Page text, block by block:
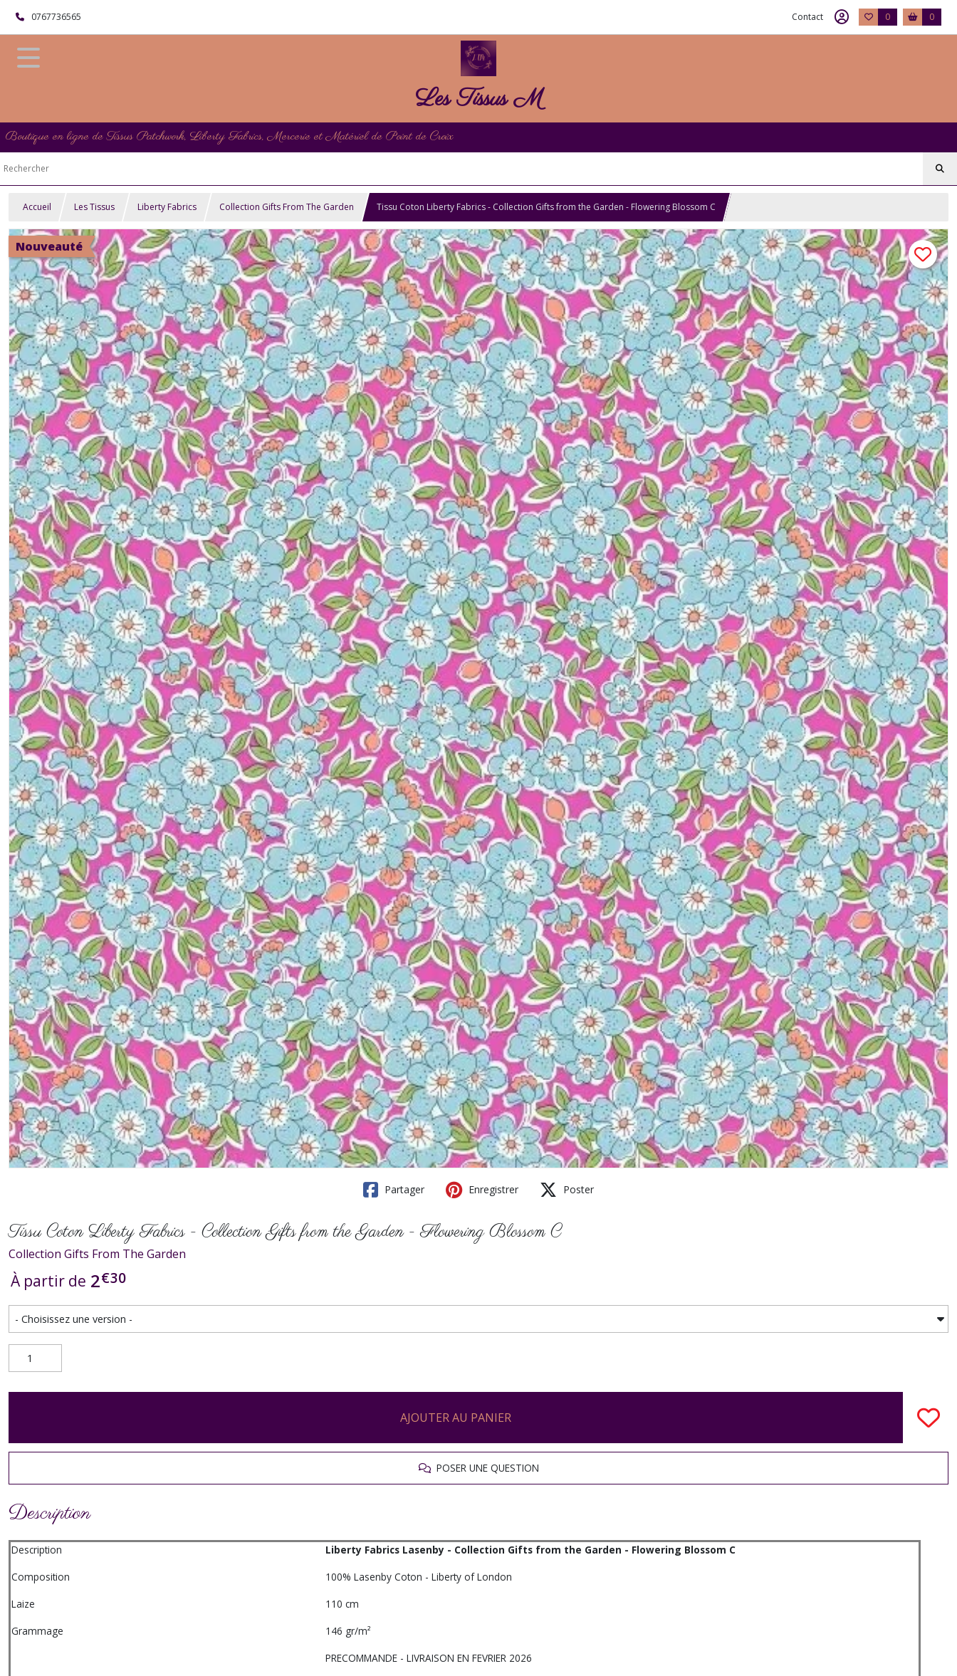
0767736565 Contact 0 0
Les Tissus M
Boutique en ligne de Tissus Patchwork, Liberty Fabrics, Mercerie et Matériel de Point de Croix
Accueil Les Tissus Liberty Fabrics Collection Gifts From The Garden Tissu Coton Liberty Fabrics - Collection Gifts from the Garden - Flowering Blossom C
Nouveauté
Partager Enregistrer Poster
Tissu Coton Liberty Fabrics - Collection Gifts from the Garden - Flowering Blossom C
Collection Gifts From The Garden
À partir de 2€30
AJOUTER AU PANIER
POSER UNE QUESTION
Description
Description
Liberty Fabrics Lasenby - Collection Gifts from the Garden - Flowering Blossom C
Composition
100% Lasenby Coton - Liberty of London
Laize
110 cm
Grammage
146 gr/m²
PRECOMMANDE - LIVRAISON EN FEVRIER 2026